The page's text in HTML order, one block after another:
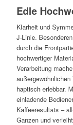
Edle
Klarheit und
J-Linie.
durch die
hochwertiger
Verarbeitung
haptisch erlebbar.
einladende
Kaffeeresultats –
Ganzen und